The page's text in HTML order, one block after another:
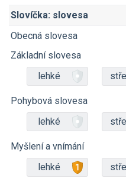
Slovíčka: slovesa
Obecná slovesa
Základní slovesa
lehké
Pohybová slovesa
lehké
Myšlení a vnímání
lehké